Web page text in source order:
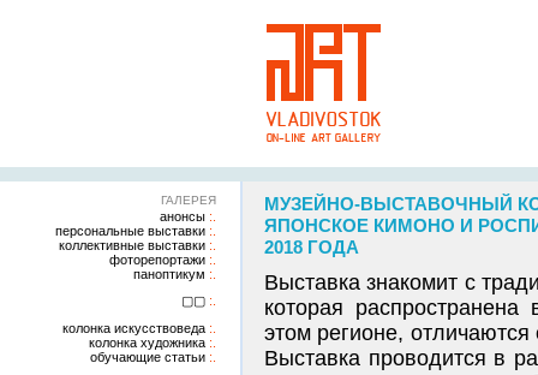
ГАЛЕРЕЯ
анонсы
персональные выставки
коллективные выставки
фоторепортажи
паноптикум
▢▢
колонка искусствоведа
колонка художника
обучающие статьи
МУЗЕЙНО-ВЫСТАВОЧНЫЙ
ЯПОНСКОЕ КИМОНО И
2018 ГОДА
Выставка знакомит с
которая
этом регионе,
Выставка проводится в